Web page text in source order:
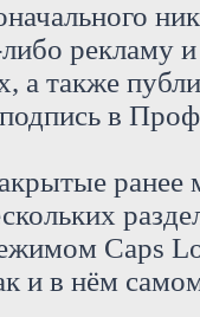
рекламу
а также
в
ранее
Caps
и в нём